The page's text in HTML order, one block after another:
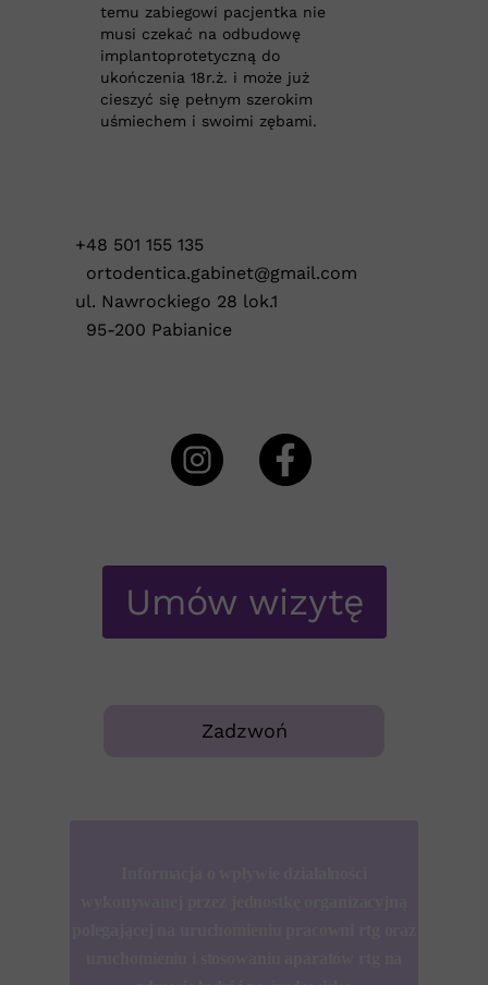
temu zabiegowi pacjentka nie
musi czekać na odbudowę
implantoprotetyczną do
ukończenia 18r.ż. i może już
cieszyć się pełnym szerokim
uśmiechem i swoimi zębami.
Umów wizytę
Zadzwoń
+48 501 155 135
ortodentica.gabinet@gmail.com
ul. Nawrockiego 28 lok.1
95-200 Pabianice